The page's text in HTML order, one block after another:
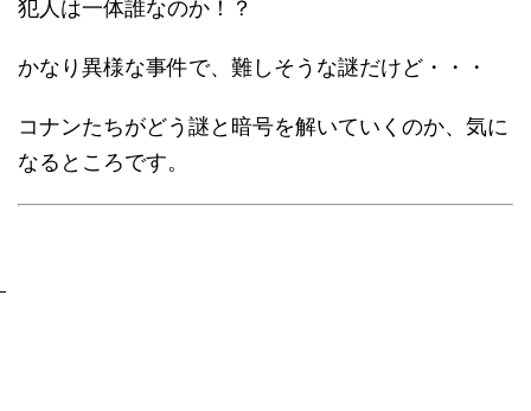
犯人は一体誰なのか！？
かなり異様な事件で、難しそうな謎だけど・・・
コナンたちがどう謎と暗号を解いていくのか、気に
なるところです。